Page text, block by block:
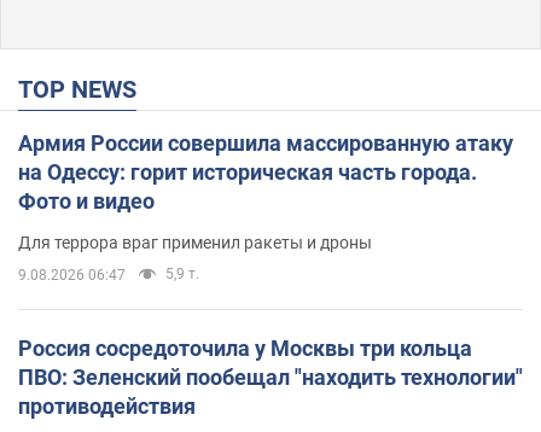
TOP NEWS
Армия России совершила массированную атаку
на Одессу: горит историческая часть города.
Фото и видео
Для террора враг применил ракеты и дроны
9.08.2026 06:47 5,9 т.
Россия сосредоточила у Москвы три кольца
ПВО: Зеленский пообещал "находить технологии"
противодействия